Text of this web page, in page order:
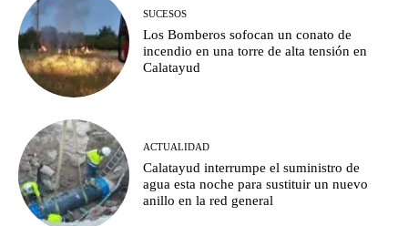
SUCESOS
Los Bomberos sofocan un conato de
incendio en una torre de alta tensión en
Calatayud
ACTUALIDAD
Calatayud interrumpe el suministro de
agua esta noche para sustituir un nuevo
anillo en la red general